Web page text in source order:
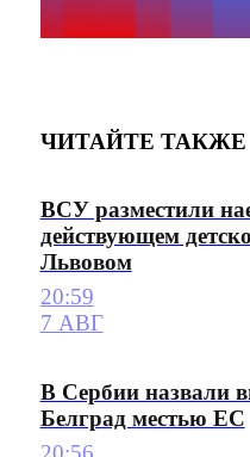
ЧИТАЙТЕ ТАКЖЕ
ВСУ разместили
действующем
Львовом
20:59
7 АВГ
В Сербии назвали
Белград местью ЕС